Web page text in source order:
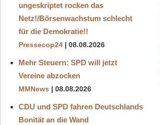
ungeskriptet rocken das
Netz!/Börsenwachstum schlecht
für die Demokratie!!
Pressecop24 08.08.2026
Mehr Steuern: SPD will jetzt
Vereine abzocken
MMNews 08.08.2026
CDU und SPD fahren Deutschlands
Bonität an die Wand